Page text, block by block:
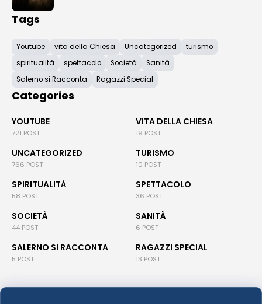
Tags
Youtube vita della Chiesa Uncategorized
turismo
spiritualità
spettacolo Società
Sanità
Salerno si Racconta
Ragazzi Special
Categories
YOUTUBE
721 POST
VITA DELLA CHIESA
19 POST
UNCATEGORIZED
766 POST
TURISMO
10 POST
SPIRITUALITÀ
58 POST
SPETTACOLO
36 POST
SOCIETÀ
44 POST
SANITÀ
6 POST
SALERNO SI RACCONTA
5 POST
RAGAZZI SPECIAL
13 POST